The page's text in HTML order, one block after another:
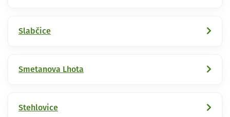
Slabčice
Smetanova Lhota
Stehlovice